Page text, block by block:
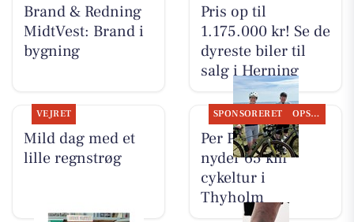
Brand & Redning
MidtVest: Brand i
bygning
Pris op til
1.175.000 kr! Se de
dyreste biler til
salg i Herning
VEJRET
Mild dag med et
lille regnstrøg
SPONSORERET OPSLAGSTAVLEN
Per P. Cykler
nyder 65 km
cykeltur i
Thyholm